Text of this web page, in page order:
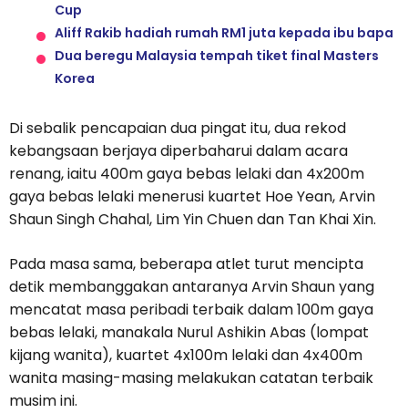
Cup
Aliff Rakib hadiah rumah RM1 juta kepada ibu bapa
Dua beregu Malaysia tempah tiket final Masters
Korea
Di sebalik pencapaian dua pingat itu, dua rekod
kebangsaan berjaya diperbaharui dalam acara
renang, iaitu 400m gaya bebas lelaki dan 4x200m
gaya bebas lelaki menerusi kuartet Hoe Yean, Arvin
Shaun Singh Chahal, Lim Yin Chuen dan Tan Khai Xin.
Pada masa sama, beberapa atlet turut mencipta
detik membanggakan antaranya Arvin Shaun yang
mencatat masa peribadi terbaik dalam 100m gaya
bebas lelaki, manakala Nurul Ashikin Abas (lompat
kijang wanita), kuartet 4x100m lelaki dan 4x400m
wanita masing-masing melakukan catatan terbaik
musim ini.